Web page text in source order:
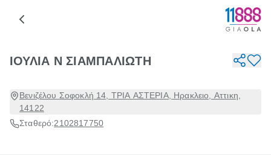
ΙΟΥΛΙΑ Ν ΣΙΑΜΠΑΛΙΩΤΗ
Βενιζέλου Σοφοκλή 14, ΤΡΙΑ ΑΣΤΕΡΙΑ, Ηρακλειο, Αττικη,
14122
Σταθερό:2102817750